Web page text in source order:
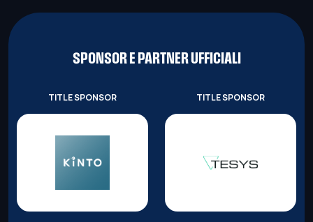
SPONSOR E PARTNER UFFICIALI
TITLE SPONSOR TITLE SPONSOR